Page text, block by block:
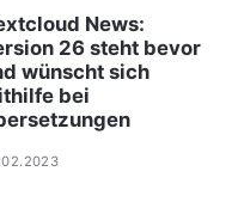
News:
26 steht bevor
wünscht sich
bei